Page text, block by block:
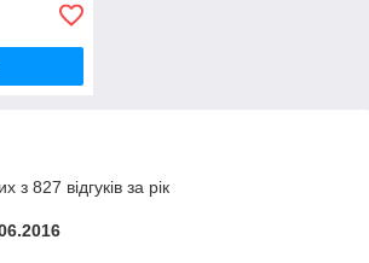
з 827 відгуків за рік